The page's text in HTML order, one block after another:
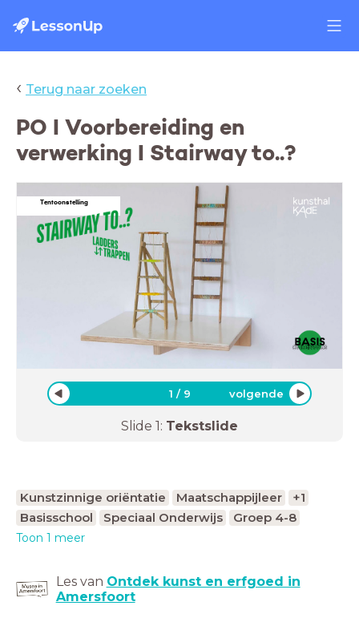
‹ Terug naar zoeken
PO I Voorbereiding en
verwerking I Stairway to..?
Tentoonstelling
1 / 9 volgende
Slide 1: Tekstslide
Kunstzinnige oriëntatie Maatschappijleer
+1
Basisschool
Speciaal Onderwijs Groep 4-8
Toon 1 meer
Les van Ontdek kunst en erfgoed in
Amersfoort